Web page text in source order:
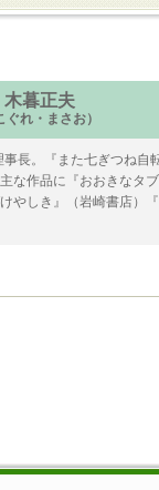
木暮正夫
ぐれ・まさお）
長。『また七ぎつね自
な作品に『おおきなタ
やしき』（岩崎書店）